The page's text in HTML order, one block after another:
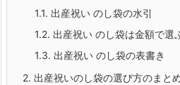
1.1. 出産祝い のし袋の水引
1.2. 出産祝い のし袋は金額で選
1.3. 出産祝い のし袋の表書き
2. 出産祝いのし袋の選び方のまと